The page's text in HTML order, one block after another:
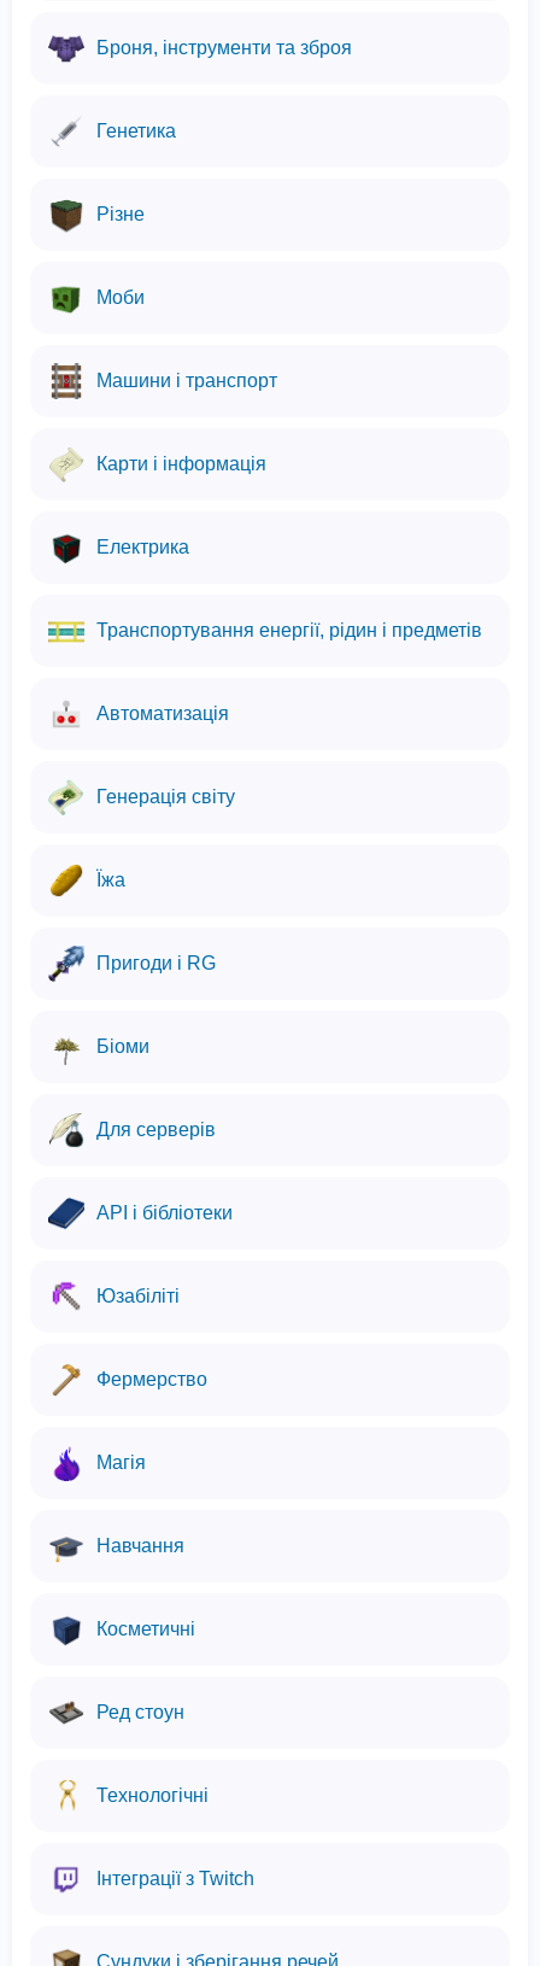
Броня, інструменти та зброя
Генетика
Різне
Моби
Машини і транспорт
Карти і інформація
Електрика
Транспортування енергії, рідин і предметів
Автоматизація
Генерація світу
Їжа
Пригоди і RG
Біоми
Для серверів
API і бібліотеки
Юзабіліті
Фермерство
Магія
Навчання
Косметичні
Ред стоун
Технологічні
Інтеграції з Twitch
Сундуки і зберігання речей